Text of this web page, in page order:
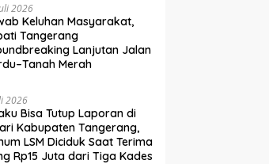
2026
Keluhan Masyarakat,
Tangerang
Lanjutan Jalan
Merah
2026
Bisa Tutup Laporan di
Kabupaten Tangerang,
LSM Diciduk Saat Terima
Rp15 Juta dari Tiga Kades